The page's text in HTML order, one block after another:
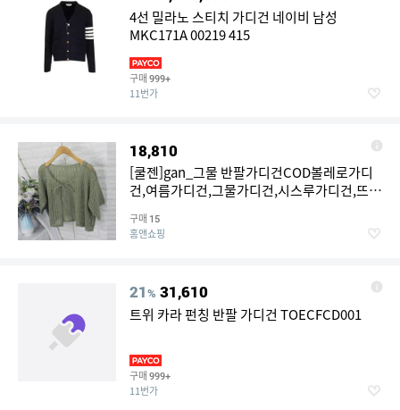
4선 밀라노 스티치 가디건 네이비 남성
MKC171A 00219 415
구매 999+
11번가
18,810
[쿨젠]gan_그물 반팔가디건COD볼레로가디
건,여름가디건,그물가디건,시스루가디건,뜨게
구매 15
홈앤쇼핑
21% 31,610
트위 카라 펀칭 반팔 가디건 TOECFCD001
구매 999+
11번가